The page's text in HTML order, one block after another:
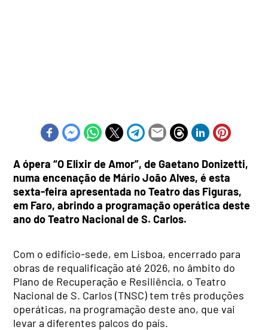
A ópera “O Elixir de Amor”, de Gaetano Donizetti,
numa encenação de Mário João Alves, é esta
sexta-feira apresentada no Teatro das Figuras,
em Faro, abrindo a programação operática deste
ano do Teatro Nacional de S. Carlos.
Com o edifício-sede, em Lisboa, encerrado para
obras de requalificação até 2026, no âmbito do
Plano de Recuperação e Resiliência, o Teatro
Nacional de S. Carlos (TNSC) tem três produções
operáticas, na programação deste ano, que vai
levar a diferentes palcos do país.